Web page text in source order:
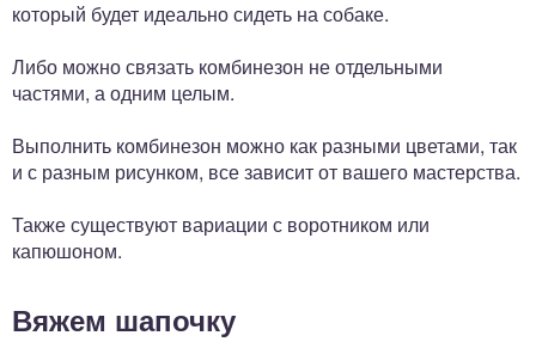
который будет идеально сидеть на собаке.
Либо можно связать комбинезон не отдельными
частями, а одним целым.
Выполнить комбинезон можно как разными цветами, так
и с разным рисунком, все зависит от вашего мастерства.
Также существуют вариации с воротником или
капюшоном.
Вяжем шапочку